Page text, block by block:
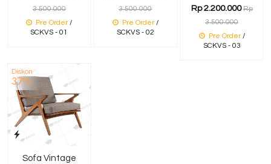
3.500.000
Pre Order/
SCKVS - 01
3.500.000
Pre Order/
SCKVS - 02
Rp 2.200.000 Rp
3.500.000
Pre Order/
SCKVS - 03
Diskon
37%
Sofa Vintage